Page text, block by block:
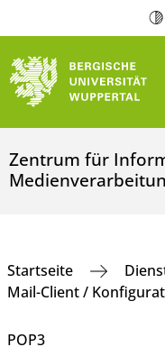
Zentrum für
Startseite
Mail-Client /
POP3